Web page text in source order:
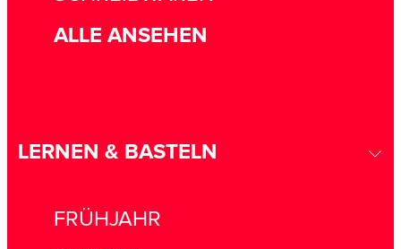
ALLE ANSEHEN
LERNEN & BASTELN
FRÜHJAHR